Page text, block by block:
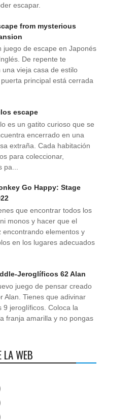
escapar.
from mysterious
juego de escape en Japonés
De repente te
vieja casa de estilo
principal está cerrada
escape
es un gatito curioso que se
encerrado en una
extraña. Cada habitación
para coleccionar,
Go Happy: Stage
que encontrar todos los
monos y hacer que el
encontrando elementos y
en los lugares adecuados
Jeroglíficos 62 Alan
juego de pensar creado
Alan. Tienes que adivinar
9 jeroglíficos. Coloca la
franja amarilla y no pongas
LA WEB